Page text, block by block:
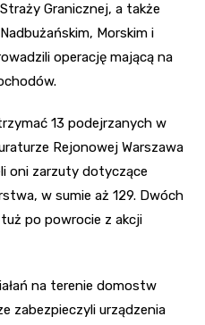
Granicznej, a także
Morskim i
operację mającą na
13 podejrzanych w
Rejonowej Warszawa
oni zarzuty dotyczące
w sumie aż 129. Dwóch
po powrocie z akcji
na terenie domostw
zabezpieczyli urządzenia